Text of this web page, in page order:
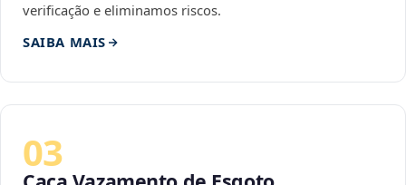
verificação e eliminamos riscos.
SAIBA MAIS
03